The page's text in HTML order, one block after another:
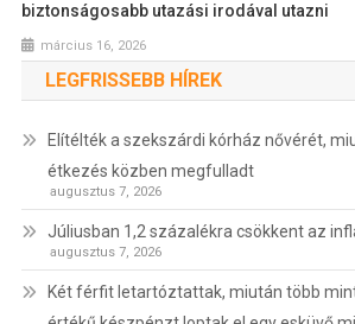
biztonságosabb utazási irodával utazni
március 16, 2026
LEGFRISSEBB HÍREK
Elítélték a szekszárdi kórház nővérét,
étkezés közben megfulladt
augusztus 7, 2026
Júliusban 1,2 százalékra csökkent az
augusztus 7, 2026
Két férfit letartóztattak, miután több